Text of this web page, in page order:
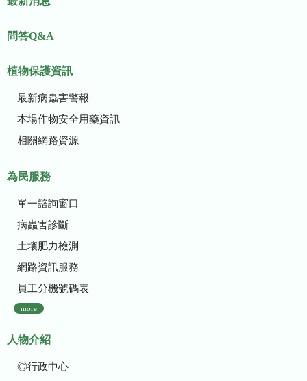
問答Q&A
植物保護資訊
最新病蟲害警報
本場作物安全用藥資訊
相關網路資源
為民服務
單一諮詢窗口
病蟲害診斷
土壤肥力檢測
網路資訊服務
員工分機號碼表
more
人物介紹
◎行政中心